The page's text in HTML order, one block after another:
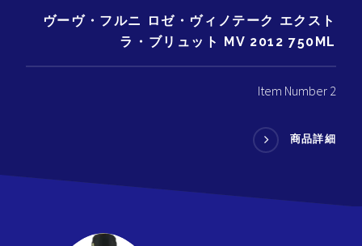
ヴーヴ・フルニ ロゼ・ヴィノテーク エクスト
ラ・ブリュット MV 2012 750ML
Item Number 2
商品詳細